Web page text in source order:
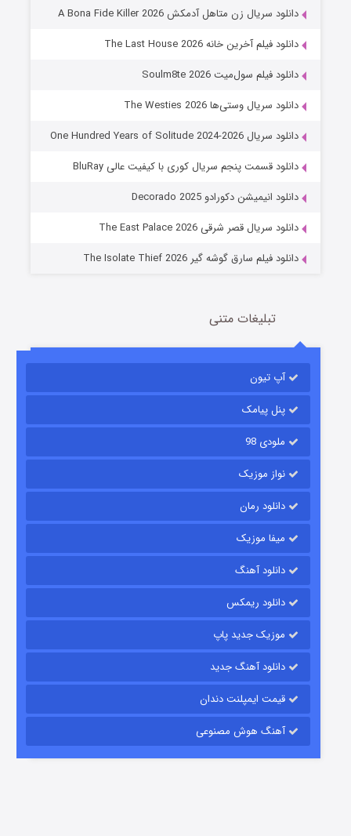
عملیات آپارتمان
قسمت2 (زیرنویس) منتشر شد
قسمت
دانلود سریال زن متاهل آدمکش A Bona Fide Killer 2026
دانلود فیلم آخرین خانه The Last House 2026
دانلود فیلم سول‌میت Soulm8te 2026
دانلود سریال وستی‌ها The Westies 2026
دانلود سریال One Hundred Years of Solitude 2024-2026
دانلود قسمت پنجم سریال کوری با کیفیت عالی BluRay
دانلود انیمیشن دکورادو Decorado 2025
دانلود سریال قصر شرقی The East Palace 2026
دانلود فیلم سارق گوشه گیر The Isolate Thief 2026
تبلیغات متنی
آپ تیون
پنل پیامک
ملودی 98
نواز موزیک
دانلود رمان
میفا موزیک
دانلود آهنگ
دانلود ریمکس
موزیک جدید پاپ
دانلود آهنگ جدید
قیمت ایمپلنت دندان
آهنگ هوش مصنوعی